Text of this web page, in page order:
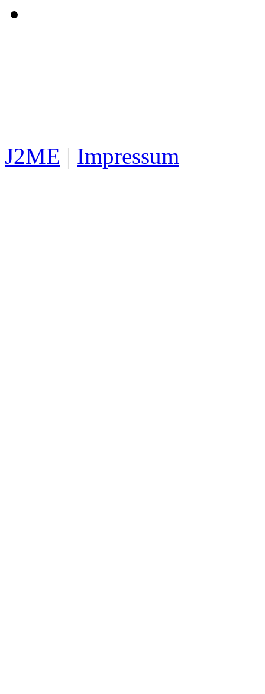
J2ME | Impressum